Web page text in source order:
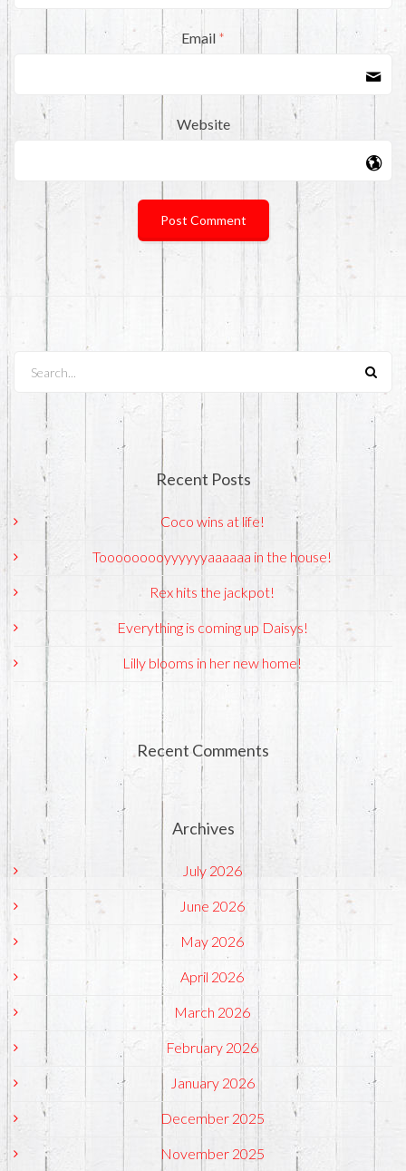
Email *
Website
Recent Posts
Coco wins at life!
Tooooooooyyyyyyaaaaaa in the house!
Rex hits the jackpot!
Everything is coming up Daisys!
Lilly blooms in her new home!
Recent Comments
Archives
July 2026
June 2026
May 2026
April 2026
March 2026
February 2026
January 2026
December 2025
November 2025